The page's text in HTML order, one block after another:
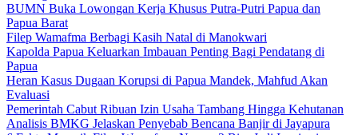
BUMN Buka Lowongan Kerja Khusus Putra-Putri Papua dan
Papua Barat
Filep Wamafma Berbagi Kasih Natal di Manokwari
Kapolda Papua Keluarkan Imbauan Penting Bagi Pendatang di
Papua
Heran Kasus Dugaan Korupsi di Papua Mandek, Mahfud Akan
Evaluasi
Pemerintah Cabut Ribuan Izin Usaha Tambang Hingga Kehutanan
Analisis BMKG Jelaskan Penyebab Bencana Banjir di Jayapura